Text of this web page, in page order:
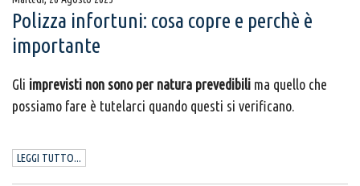
Polizza infortuni: cosa copre e perchè è
importante
Gli imprevisti non sono per natura prevedibili ma quello che
possiamo fare è tutelarci quando questi si verificano.
LEGGI TUTTO...